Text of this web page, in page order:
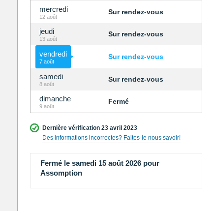
mercredi
12 août
Sur rendez-vous
jeudi
13 août
Sur rendez-vous
vendredi
7 août
Sur rendez-vous
samedi
8 août
Sur rendez-vous
dimanche
9 août
Fermé
Dernière vérification 23 avril 2023
Des informations incorrectes? Faites-le nous savoir!
Fermé le samedi 15 août 2026 pour
Assomption